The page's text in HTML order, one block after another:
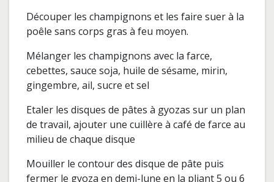
Découper les champignons et les faire suer à la
poêle sans corps gras à feu moyen.
Mélanger les champignons avec la farce,
cebettes, sauce soja, huile de sésame, mirin,
gingembre, ail, sucre et sel
Etaler les disques de pâtes à gyozas sur un plan
de travail, ajouter une cuillère à café de farce au
milieu de chaque disque
Mouiller le contour des disque de pâte puis
fermer le gyoza en demi-lune en la pliant 5 ou 6